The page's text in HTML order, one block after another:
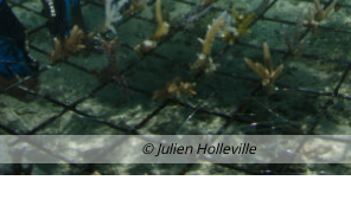
© Julien Holleville